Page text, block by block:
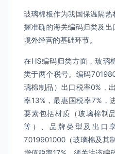
玻璃棉板作为我国保温隔
握准确的海关编码归类及
境外经营的基础环节。
在HS编码归类方面，玻璃
类于两个税号。编码
璃棉制品）出口税率0%，
率13%，最惠国税率7%，
要素包括材质（玻璃棉制
等）、品牌类型及出口
7019901000（玻璃棉及其